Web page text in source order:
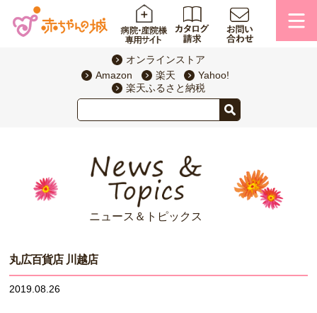
オンラインストア
Amazon
楽天
Yahoo!
楽天ふるさと納税
ニュース＆トピックス
丸広百貨店 川越店
2019.08.26